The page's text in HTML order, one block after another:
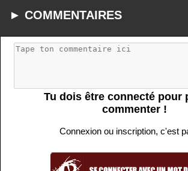
► COMMENTAIRES
Tu dois être connecté pour
commenter !
Connexion ou inscription, c'est